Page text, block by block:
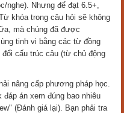
nghe). Nhưng để đạt 6.5+,
khóa trong câu hỏi sẽ không
mà chúng đã được
tinh vi bằng các từ đồng
cấu trúc câu (từ chủ động
nâng cấp phương pháp học.
án xem đúng bao nhiêu
(Đánh giá lại). Bạn phải tra